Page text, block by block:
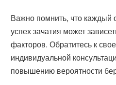
Важно помнить, что каждый
успех зачатия может
факторов. Обратитесь к
индивидуальной
повышению вероятности